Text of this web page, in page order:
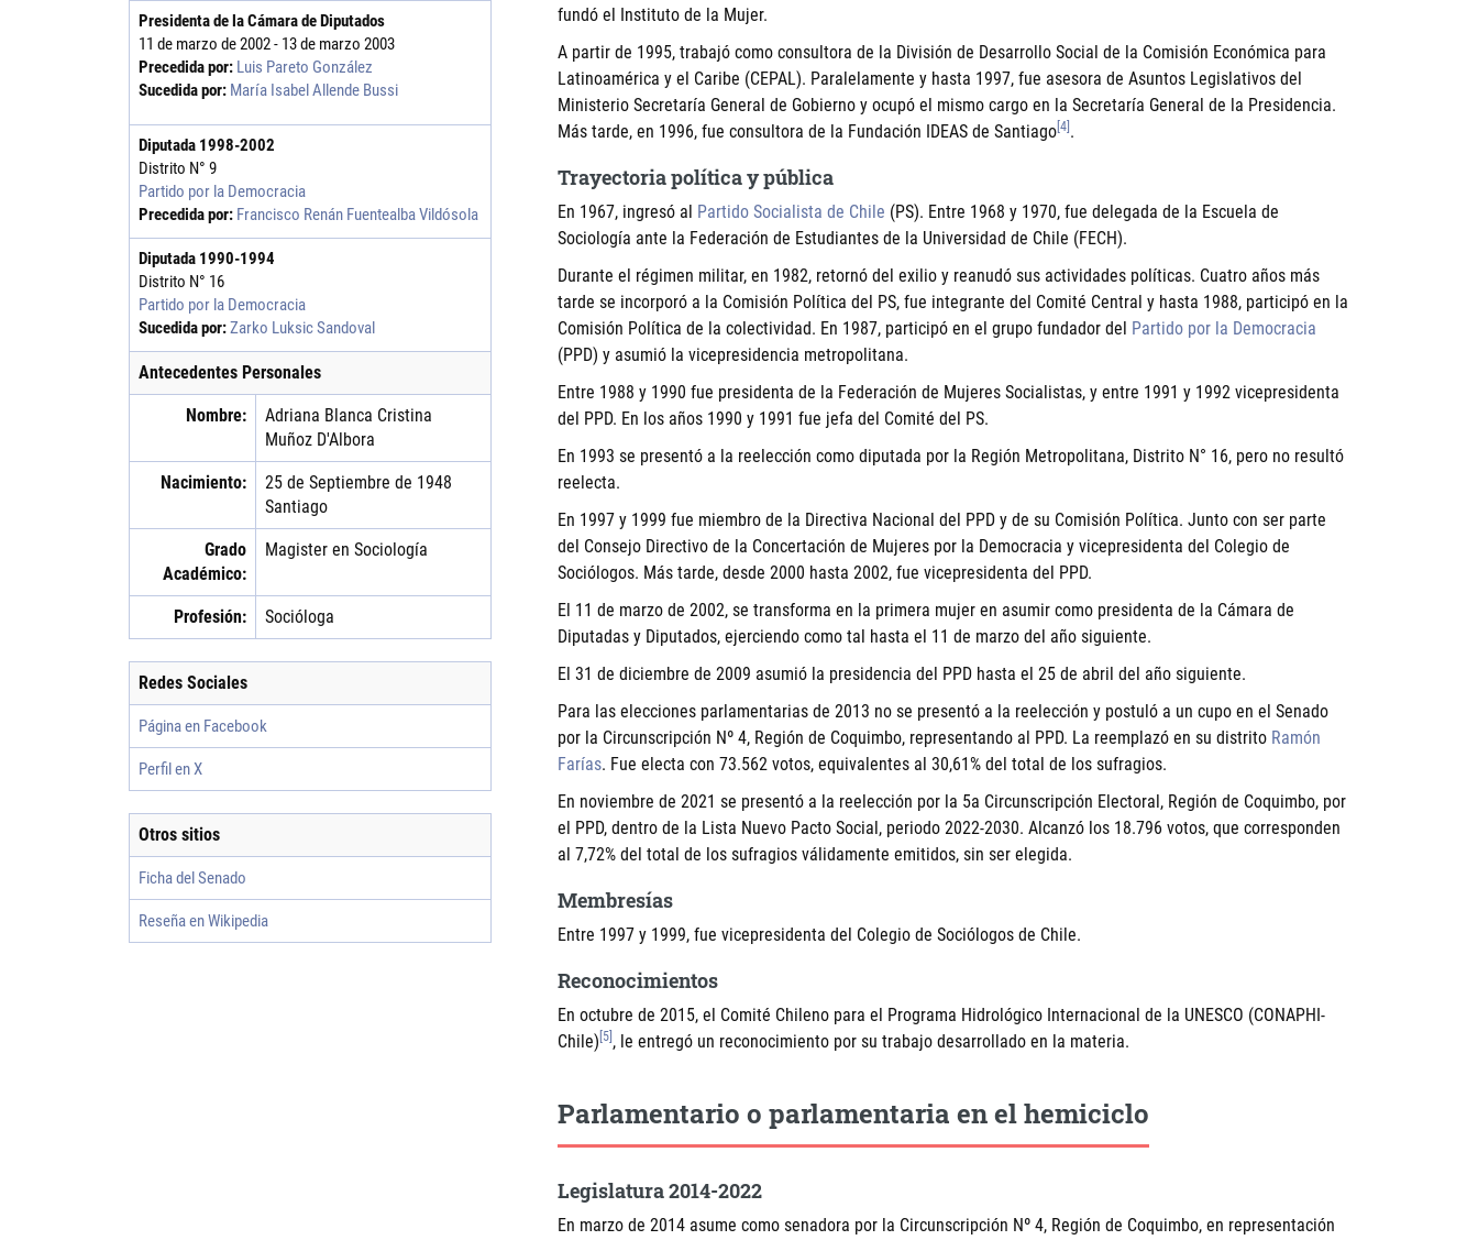
Presidenta de la Cámara de Diputados
11 de marzo de 2002 - 13 de marzo 2003
Precedida por: Luis Pareto González
Sucedida por: María Isabel Allende Bussi
Diputada 1998-2002
Distrito N° 9
Partido por la Democracia
Precedida por: Francisco Renán Fuentealba Vildósola
Diputada 1990-1994
Distrito N° 16
Partido por la Democracia
Sucedida por:Zarko Luksic Sandoval
Antecedentes Personales
Nombre:
Adriana Blanca Cristina
Muñoz D'Albora
Nacimiento:
25 de Septiembre de 1948
Santiago
Grado
Académico:
Magister en Sociología
Profesión: Socióloga
Redes Sociales
Página en Facebook
Perfil en X
Otros sitios
Ficha del Senado
Reseña en Wikipedia
fundó el Instituto de la Mujer.
A partir de 1995, trabajó como consultora de la División de Desarrollo Social de la Comisión Económica para
Latinoamérica y el Caribe (CEPAL). Paralelamente y hasta 1997, fue asesora de Asuntos Legislativos del
Ministerio Secretaría General de Gobierno y ocupó el mismo cargo en la Secretaría General de la Presidencia.
Más tarde, en 1996, fue consultora de la Fundación IDEAS de Santiago [4] .
Trayectoria política y pública
En 1967, ingresó al Partido Socialista de Chile (PS). Entre 1968 y 1970, fue delegada de la Escuela de
Sociología ante la Federación de Estudiantes de la Universidad de Chile (FECH).
Durante el régimen militar, en 1982, retornó del exilio y reanudó sus actividades políticas. Cuatro años más
tarde se incorporó a la Comisión Política del PS, fue integrante del Comité Central y hasta 1988, participó en la
Comisión Política de la colectividad. En 1987, participó en el grupo fundador del Partido por la Democracia
(PPD) y asumió la vicepresidencia metropolitana.
Entre 1988 y 1990 fue presidenta de la Federación de Mujeres Socialistas, y entre 1991 y 1992 vicepresidenta
del PPD. En los años 1990 y 1991 fue jefa del Comité del PS.
En 1993 se presentó a la reelección como diputada por la Región Metropolitana, Distrito N° 16, pero no resultó
reelecta.
En 1997 y 1999 fue miembro de la Directiva Nacional del PPD y de su Comisión Política. Junto con ser parte
del Consejo Directivo de la Concertación de Mujeres por la Democracia y vicepresidenta del Colegio de
Sociólogos. Más tarde, desde 2000 hasta 2002, fue vicepresidenta del PPD.
El 11 de marzo de 2002, se transforma en la primera mujer en asumir como presidenta de la Cámara de
Diputadas y Diputados, ejerciendo como tal hasta el 11 de marzo del año siguiente.
El 31 de diciembre de 2009 asumió la presidencia del PPD hasta el 25 de abril del año siguiente.
Para las elecciones parlamentarias de 2013 no se presentó a la reelección y postuló a un cupo en el Senado
por la Circunscripción Nº 4, Región de Coquimbo, representando al PPD. La reemplazó en su distrito Ramón
Farías. Fue electa con 73.562 votos, equivalentes al 30,61% del total de los sufragios.
En noviembre de 2021 se presentó a la reelección por la 5a Circunscripción Electoral, Región de Coquimbo, por
el PPD, dentro de la Lista Nuevo Pacto Social, periodo 2022-2030. Alcanzó los 18.796 votos, que corresponden
al 7,72% del total de los sufragios válidamente emitidos, sin ser elegida.
Membresías
Entre 1997 y 1999, fue vicepresidenta del Colegio de Sociólogos de Chile.
Reconocimientos
En octubre de 2015, el Comité Chileno para el Programa Hidrológico Internacional de la UNESCO (CONAPHI-
Chile) [5] , le entregó un reconocimiento por su trabajo desarrollado en la materia.
Parlamentario o parlamentaria en el hemiciclo
Legislatura 2014-2022
En marzo de 2014 asume como senadora por la Circunscripción Nº 4, Región de Coquimbo, en representación